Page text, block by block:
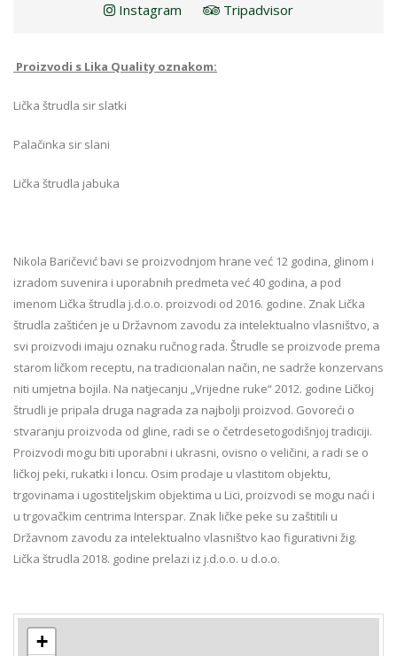
Instagram
Tripadvisor
Proizvodi s Lika Quality oznakom:
Lička štrudla sir slatki
Palačinka sir slani
Lička štrudla jabuka
Nikola Baričević bavi se proizvodnjom hrane već 12 godina, glinom i
izradom suvenira i uporabnih predmeta već 40 godina, a pod
imenom Lička štrudla j.d.o.o. proizvodi od 2016. godine. Znak Lička
štrudla zaštićen je u Državnom zavodu za intelektualno vlasništvo, a
svi proizvodi imaju oznaku ručnog rada. Štrudle se proizvode prema
starom ličkom receptu, na tradicionalan način, ne sadrže konzervans
niti umjetna bojila. Na natjecanju „Vrijedne ruke“ 2012. godine Ličkoj
štrudli je pripala druga nagrada za najbolji proizvod. Govoreći o
stvaranju proizvoda od gline, radi se o četrdesetogodišnjoj tradiciji.
Proizvodi mogu biti uporabni i ukrasni, ovisno o veličini, a radi se o
ličkoj peki, rukatki i loncu. Osim prodaje u vlastitom objektu,
trgovinama i ugostiteljskim objektima u Lici, proizvodi se mogu naći i
u trgovačkim centrima Interspar. Znak ličke peke su zaštitili u
Državnom zavodu za intelektualno vlasništvo kao figurativni žig.
Lička štrudla 2018. godine prelazi iz j.d.o.o. u d.o.o.
+